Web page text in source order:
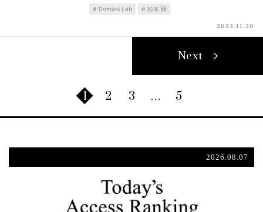
Domani Lab 杉本 緑
2023.11.20
1 2 3 … 5
Next
2026.08.07